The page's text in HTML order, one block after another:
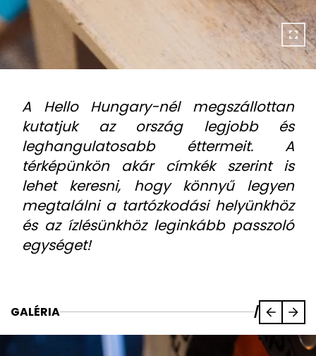
A Hello Hungary-nél megszállottan
kutatjuk az ország legjobb és
leghangulatosabb éttermeit. A
térképünkön akár címkék szerint is
lehet keresni, hogy könnyű legyen
megtalálni a tartózkodási helyünkhöz
és az ízlésünkhöz leginkább passzoló
egységet!
GALÉRIA /